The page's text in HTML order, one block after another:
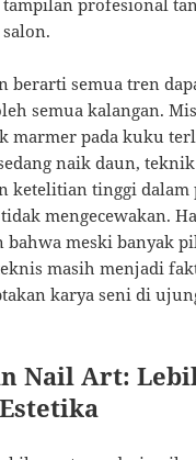
berarti semua tren
semua kalangan.
marmer pada kuku
naik daun,
ketelitian tinggi dalam
mengecewakan.
meski banyak
masih menjadi
karya seni di
Nail Art: